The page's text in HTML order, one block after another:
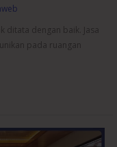
dengan baik. Jasa
pada ruangan